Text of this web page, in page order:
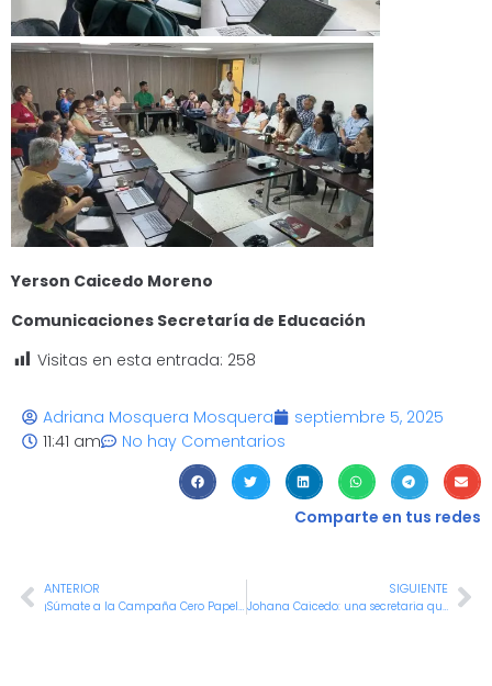
Yerson Caicedo Moreno
Comunicaciones Secretaría de Educación
Visitas en esta entrada: 258
Adriana Mosquera Mosquera
septiembre 5, 2025
11:41 am
No hay Comentarios
Comparte en tus redes
ANTERIOR SIGUIENTE